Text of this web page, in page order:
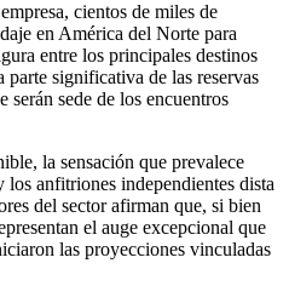
cientos de miles de
en América del Norte para
entre los principales destinos
parte significativa de las reservas
serán sede de los encuentros
la sensación que prevalece
los anfitriones independientes dista
del sector afirman que, si bien
el auge excepcional que
las proyecciones vinculadas